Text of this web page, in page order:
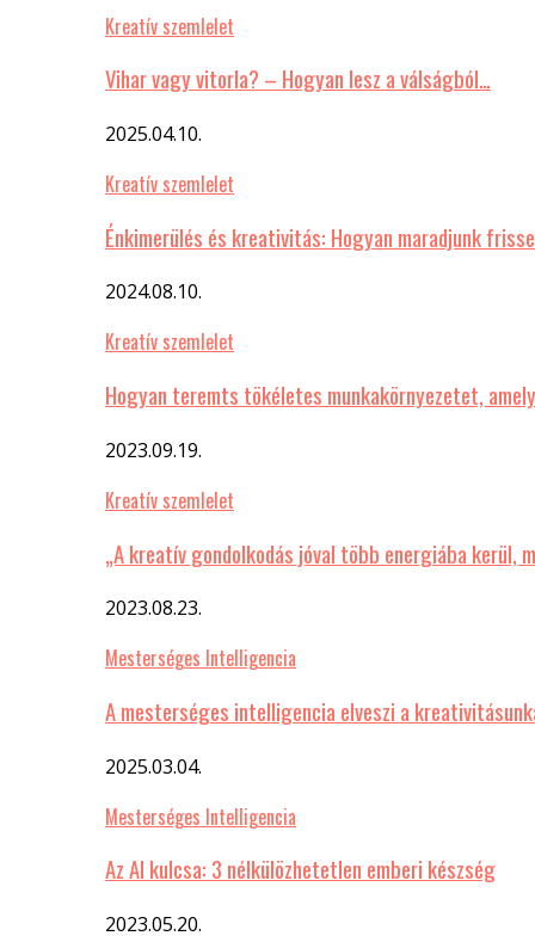
Kreatív szemlelet
Vihar vagy vitorla? – Hogyan lesz a válságból…
2025.04.10.
Kreatív szemlelet
Énkimerülés és kreativitás: Hogyan maradjunk
2024.08.10.
Kreatív szemlelet
Hogyan teremts tökéletes munkakörnyezetet,
2023.09.19.
Kreatív szemlelet
„A kreatív gondolkodás jóval több energiába kerül,
2023.08.23.
Mesterséges Intelligencia
A mesterséges intelligencia elveszi a
2025.03.04.
Mesterséges Intelligencia
Az AI kulcsa: 3 nélkülözhetetlen emberi készség
2023.05.20.